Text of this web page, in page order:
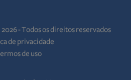
- Todos os direitos reservados
de privacidade
de uso